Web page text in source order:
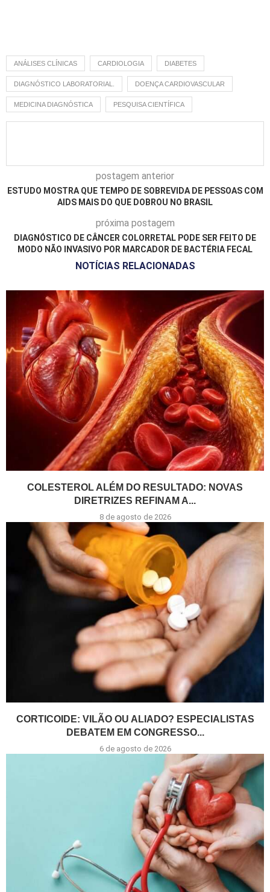
ANÁLISES CLÍNICAS CARDIOLOGIA DIABETES
DIAGNÓSTICO LABORATORIAL. DOENÇA CARDIOVASCULAR
MEDICINA DIAGNÓSTICA PESQUISA CIENTÍFICA
postagem anterior
ESTUDO MOSTRA QUE TEMPO DE SOBREVIDA DE PESSOAS COM
AIDS MAIS DO QUE DOBROU NO BRASIL
próxima postagem
DIAGNÓSTICO DE CÂNCER COLORRETAL PODE SER FEITO DE
MODO NÃO INVASIVO POR MARCADOR DE BACTÉRIA FECAL
NOTÍCIAS RELACIONADAS
COLESTEROL ALÉM DO RESULTADO: NOVAS
DIRETRIZES REFINAM A...
8 de agosto de 2026
CORTICOIDE: VILÃO OU ALIADO? ESPECIALISTAS
DEBATEM EM CONGRESSO...
6 de agosto de 2026